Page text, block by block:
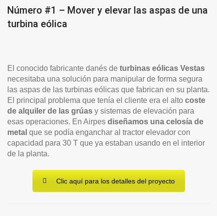
Número #1 – Mover y elevar las aspas de una
turbina eólica
El conocido fabricante danés de turbinas eólicas Vestas
necesitaba una solución para manipular de forma segura
las aspas de las turbinas eólicas que fabrican en su planta.
El principal problema que tenía el cliente era el alto coste
de alquiler de las grúas y sistemas de elevación para
esas operaciones. En Airpes diseñamos una celosía de
metal que se podía enganchar al tractor elevador con
capacidad para 30 T que ya estaban usando en el interior
de la planta.
Clic aquí para los detalles del proyecto